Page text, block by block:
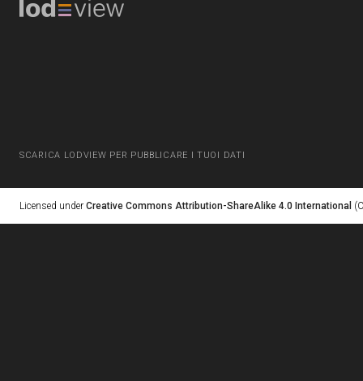
SCARICA LODVIEW PER PUBBLICARE I TUOI DATI
Licensed under Creative Commons Attribution-ShareAlike 4.0 International